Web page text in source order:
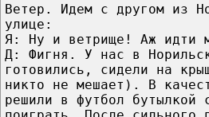
Ветер. Идем с другом из
улице:
Я: Ну и ветрище! Аж идти
Д: Фигня. У нас в
готовились, сидели на
никто не мешает). В
решили в футбол бутылкой